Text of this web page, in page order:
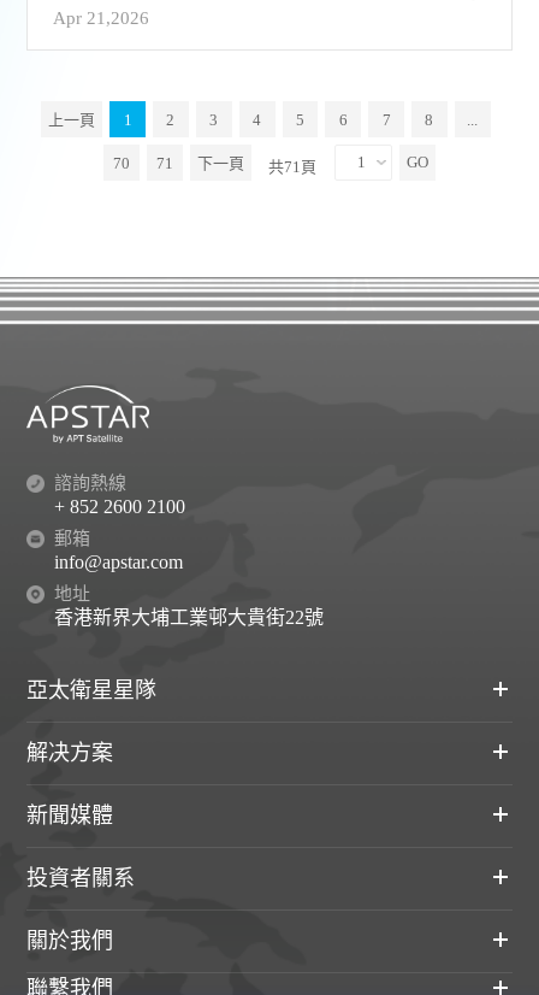
Apr 21,2026
上一頁 1 2 3 4 5 6 7 8
70 71 下一頁 共71頁
諮詢熱線
+ 852 2600 2100
郵箱
info@apstar.com
地址
香港新界大埔工業邨大貴街22號
亞太衛星星隊
解决方案
新聞媒體
投資者關系
關於我們
聯繫我們